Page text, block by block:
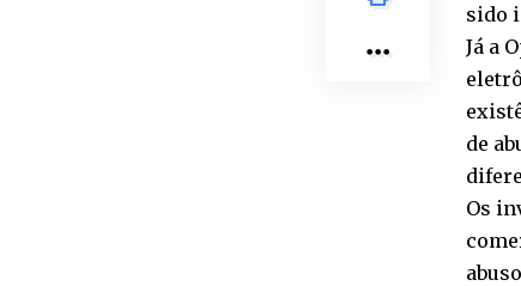
sido
Já a
de
Os